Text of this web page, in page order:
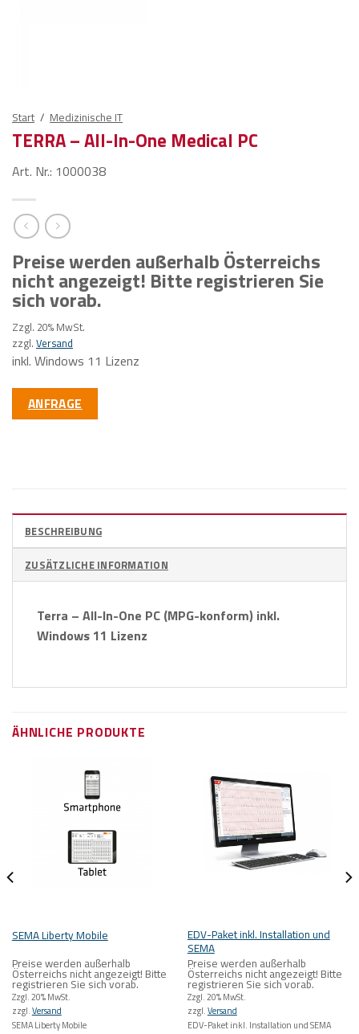
Start / Medizinische IT
TERRA – All-In-One Medical PC
Art. Nr.: 1000038
Preise werden außerhalb Österreichs
nicht angezeigt! Bitte registrieren Sie
sich vorab.
Zzgl. 20% MwSt.
zzgl. Versand
inkl. Windows 11 Lizenz
ANFRAGE
BESCHREIBUNG
ZUSÄTZLICHE INFORMATION
Terra – All-In-One PC (MPG-konform) inkl.
Windows 11 Lizenz
ÄHNLICHE PRODUKTE
SEMA Liberty Mobile
Preise werden außerhalb
Österreichs nicht angezeigt! Bitte
registrieren Sie sich vorab.
Zzgl. 20% MwSt.
zzgl.Versand
SEMA Liberty Mobile
EDV-Paket inkl. Installation und
SEMA
Preise werden außerhalb
Österreichs nicht angezeigt! Bitte
registrieren Sie sich vorab.
Zzgl. 20% MwSt.
zzgl.Versand
EDV-Paket inkl. Installation und SEMA